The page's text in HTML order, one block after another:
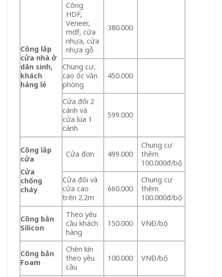
Công lắp
cửa nhà ở
dân sinh,
khách
hàng lẻ
Công
HDF,
Veneer,
mdf, cửa
nhựa, cửa
nhựa gỗ
380.000
Chung cư,
cao ốc văn
phòng
450.000
Cửa đôi 2
cánh và
cửa lùa 1
cánh
599.000
Công lắp
cửa
Cửa
chống
cháy
Cửa đơn 499.000
Chung cư
thêm
100.000đ/bộ
Cửa đôi và
cửa cao
trên 2.2m
660.000
Chung cư
thêm
100.000đ/bộ
Công bắn
Silicon
Theo yêu
cầu khách
hàng
150.000 VNĐ/bộ
Công bắn
Foam
Chèn kín
theo yêu
cầu
100.000 VNĐ/bộ